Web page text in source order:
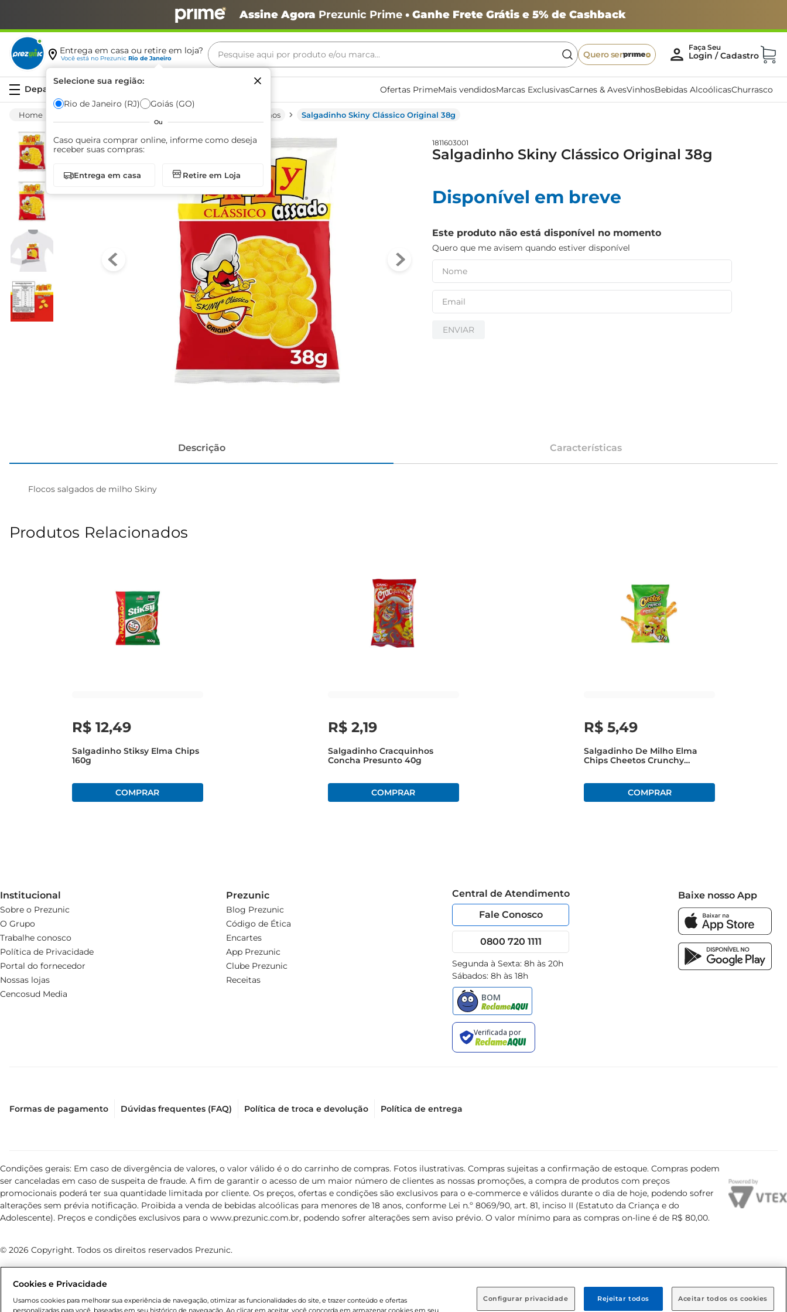
Assine Agora Prezunic Prime• Ganhe Frete Grátis e 5% de Cashback
Entrega em casa ou retire em loja?
Você está no Prezunic Rio de Janeiro
Selecione sua região:
Rio de Janeiro (RJ) Goiás (GO)
Ou
Caso queira comprar online, informe como deseja
receber suas compras:
Entrega em casa Retire em Loja
Pesquise aqui por produto e/ou marca...
Quero ser
Ofertas PrimeMais vendidosMarcas ExclusivasCarnes & AvesVinhosBebidas AlcoólicasChurrasco
Salgadinhos Salgadinho Skiny Clássico Original 38g
1811603001
Salgadinho Skiny Clássico Original 38g
Disponível em breve
Este produto não está disponível no momento
Quero que me avisem quando estiver disponível
ENVIAR
Descrição Características
Flocos salgados de milho Skiny
Produtos Relacionados
R$ 12,49
Salgadinho Stiksy Elma Chips
160g
R$ 2,19
Salgadinho Cracquinhos
Concha Presunto 40g
R$ 5,49
Salgadinho De Milho Elma
Chips Cheetos Crunchy
Institucional
Sobre o Prezunic
O Grupo
Trabalhe conosco
Política de Privacidade
Portal do fornecedor
Nossas lojas
Cencosud Media
Prezunic
Blog Prezunic
Código de Ética
Encartes
App Prezunic
Clube Prezunic
Receitas
Central de Atendimento
Fale Conosco
0800 720 1111
Segunda à Sexta: 8h às 20h
Sábados: 8h às 18h
Baixe nosso App
Formas de pagamento Dúvidas frequentes (FAQ) Política de troca e devolução Política de entrega
Condições gerais: Em caso de divergência de valores, o valor válido é o do carrinho de compras. Fotos ilustrativas. Compras sujeitas a confirmação de estoque. Compras podem
ser canceladas em caso de suspeita de fraude. A fim de garantir o acesso de um maior número de clientes as nossas promoções, a compra de produtos com preços
promocionais poderá ter sua quantidade limitada por cliente. Os preços, ofertas e condições são exclusivos para o e-commerce e válidos durante o dia de hoje, podendo sofrer
alterações sem prévia notificação. Proibida a venda de bebidas alcoólicas para menores de 18 anos, conforme Lei n.º 8069/90, art. 81, inciso II (Estatuto da Criança e do
Adolescente). Preços e condições exclusivos para o www.prezunic.com.br, podendo sofrer alterações sem aviso prévio. O valor mínimo para as compras on-line é de R$ 80,00.
© 2026 Copyright. Todos os direitos reservados Prezunic.
Cookies e Privacidade
Usamos cookies para melhorar sua experiência de navegação, otimizar as funcionalidades do site, e trazer conteúdo e ofertas
personalizadas para você, baseadas em seu histórico de navegação. Ao clicar em aceitar, você concorda em armazenar cookies em seu
Configurar privacidade Rejeitar todos Aceitar todos os cookies
Termos mais buscados
café
azeite
biscoito
arroz
iogurte
papel higiênico
cerveja